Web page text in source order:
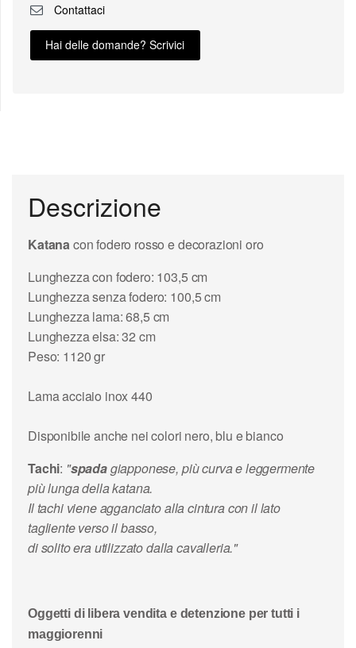
Contattaci
Hai delle domande? Scrivici
Descrizione
Katanacon fodero rosso e decorazioni oro
Lunghezza con fodero: 103,5 cm
Lunghezza senza fodero: 100,5 cm
Lunghezza lama: 68,5 cm
Lunghezza elsa: 32 cm
Peso: 1120 gr
Lama acciaio inox 440
Disponibile anche nei colori nero, blu e bianco
Tachi: "spadagiapponese, più curva e leggermente
più lunga della katana.
Il tachi viene agganciato alla cintura con il lato
tagliente verso il basso,
di solito era utilizzato dalla cavalleria."
Oggetti di libera vendita e detenzione per tutti i
maggiorenni